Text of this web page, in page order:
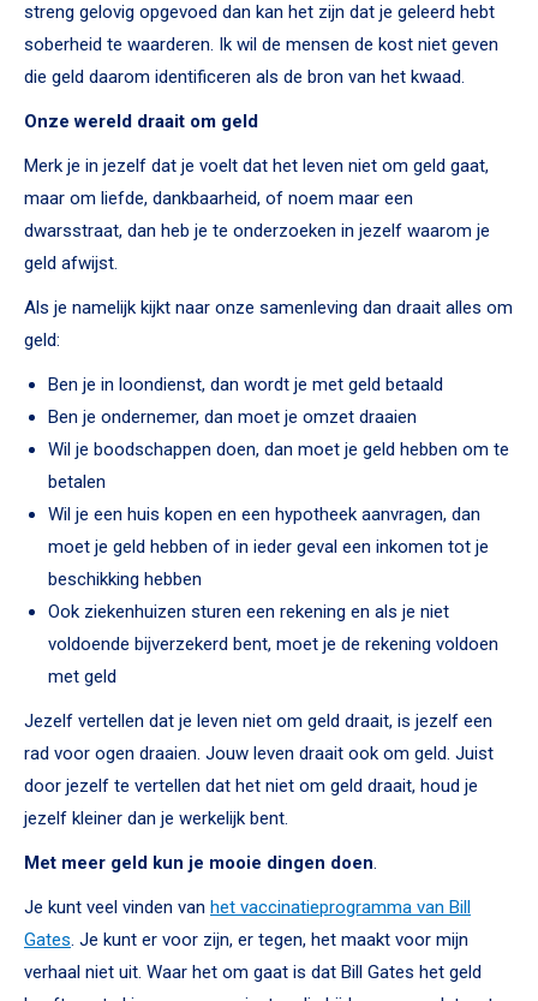
streng gelovig opgevoed dan kan het zijn dat je geleerd hebt
soberheid te waarderen. Ik wil de mensen de kost niet geven
die geld daarom identificeren als de bron van het kwaad.
Onze wereld draait om geld
Merk je in jezelf dat je voelt dat het leven niet om geld gaat,
maar om liefde, dankbaarheid, of noem maar een
dwarsstraat, dan heb je te onderzoeken in jezelf waarom je
geld afwijst.
Als je namelijk kijkt naar onze samenleving dan draait alles om
geld:
Ben je in loondienst, dan wordt je met geld betaald
Ben je ondernemer, dan moet je omzet draaien
Wil je boodschappen doen, dan moet je geld hebben om te
betalen
Wil je een huis kopen en een hypotheek aanvragen, dan
moet je geld hebben of in ieder geval een inkomen tot je
beschikking hebben
Ook ziekenhuizen sturen een rekening en als je niet
voldoende bijverzekerd bent, moet je de rekening voldoen
met geld
Jezelf vertellen dat je leven niet om geld draait, is jezelf een
rad voor ogen draaien. Jouw leven draait ook om geld. Juist
door jezelf te vertellen dat het niet om geld draait, houd je
jezelf kleiner dan je werkelijk bent.
Met meer geld kun je mooie dingen doen.
Je kunt veel vinden van het vaccinatieprogramma van Bill
Gates. Je kunt er voor zijn, er tegen, het maakt voor mijn
verhaal niet uit. Waar het om gaat is dat Bill Gates het geld